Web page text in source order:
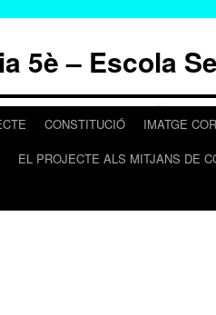
5è – Escola
CONSTITUCIÓ IMATGE
EL PROJECTE ALS MITJANS DE